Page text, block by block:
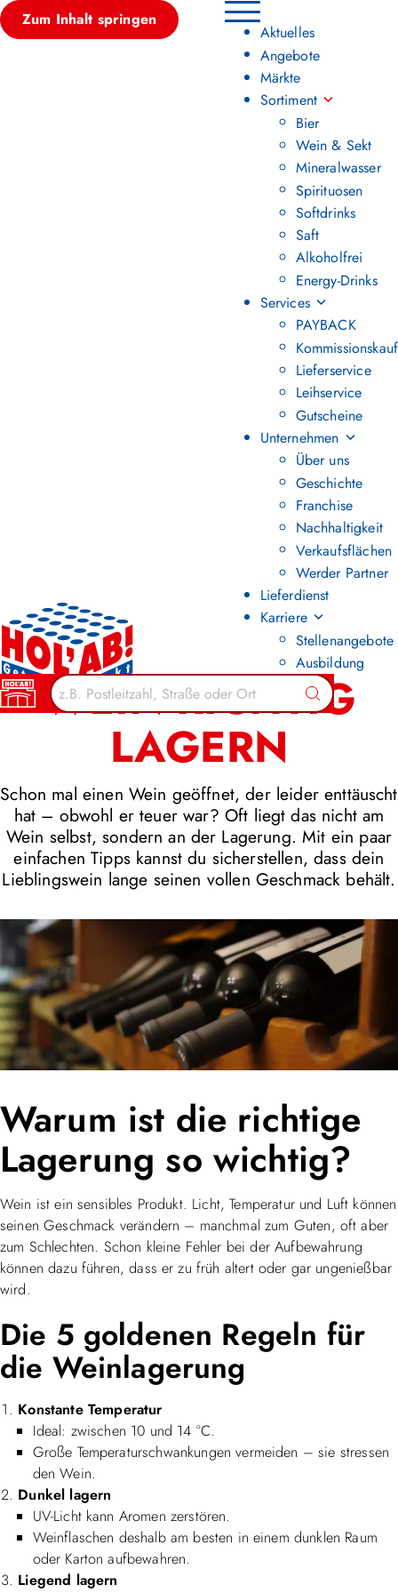
Zum Inhalt springen
Hauptmenü umschalten
Aktuelles
Angebote
Märkte
Sortiment
Bier
Wein & Sekt
Mineralwasser
Spirituosen
Softdrinks
Saft
Alkoholfrei
Energy-Drinks
Services
PAYBACK
Kommissionskauf
Lieferservice
Leihservice
Gutscheine
Unternehmen
Über uns
Geschichte
Franchise
Nachhaltigkeit
Verkaufsflächen
Werder Partner
Lieferdienst
Karriere
Stellenangebote
Ausbildung
Suchen
WEIN RICHTIG
LAGERN
Schon mal einen Wein geöffnet, der leider enttäuscht
hat – obwohl er teuer war? Oft liegt das nicht am
Wein selbst, sondern an der Lagerung. Mit ein paar
einfachen Tipps kannst du sicherstellen, dass dein
Lieblingswein lange seinen vollen Geschmack behält.
Warum ist die richtige
Lagerung so wichtig?
Wein ist ein sensibles Produkt. Licht, Temperatur und Luft können
seinen Geschmack verändern – manchmal zum Guten, oft aber
zum Schlechten. Schon kleine Fehler bei der Aufbewahrung
können dazu führen, dass er zu früh altert oder gar ungenießbar
wird.
Die 5 goldenen Regeln für
die Weinlagerung
Konstante Temperatur
Ideal: zwischen 10 und 14 °C.
Große Temperaturschwankungen vermeiden – sie stressen
den Wein.
Dunkel lagern
UV-Licht kann Aromen zerstören.
Weinflaschen deshalb am besten in einem dunklen Raum
oder Karton aufbewahren.
Liegend lagern